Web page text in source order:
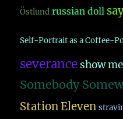
Östlund russian doll
Self-Portrait as a Coffee-
severance show
Somebody
Station Eleven